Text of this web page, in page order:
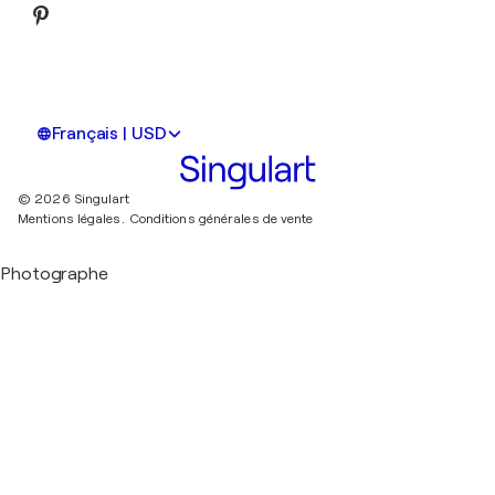
Français | USD
© 2026 Singulart
Mentions légales.
Conditions générales de vente
Photographe